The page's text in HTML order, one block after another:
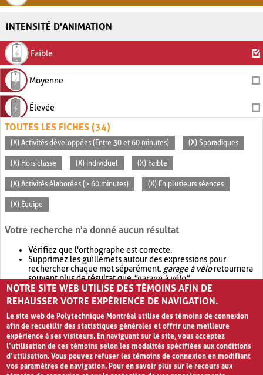
INTENSITÉ D'ANIMATION
Faible
Moyenne
Élevée
TOUTES LES FICHES (34)
(X) Activités développées (Entre 30 et 60 minutes) (X) Sporadiques
(X) Hors classe (X) Individuel (X) Faible
(X) Activités élaborées (> 60 minutes) (X) En plusieurs séances
(X) Équipe
Votre recherche n'a donné aucun résultat
Vérifiez que l'orthographe est correcte.
Supprimez les guillemets autour des expressions pour
rechercher chaque mot séparément. garage à véloretournera
souvent plus de résultat que"garage à vélo".
Envisagez d'élargir votre recherche avec OR.garage OR vélo
retournera souvent plus de résultat quegarage à vélo
NOTRE SITE WEB UTILISE DES TÉMOINS AFIN DE
REHAUSSER VOTRE EXPÉRIENCE DE NAVIGATION.
Le site web de Polytechnique Montréal utilise des témoins de connexion
afin de recueillir des statistiques générales et offrir une meilleure
expérience à ses visiteurs. En naviguant sur le site, vous acceptez
l’utilisation de ces témoins selon les modalités spécifiées aux conditions
d’utilisation. Vous pouvez refuser les témoins de connexion en modifiant
vos paramètres de navigation. Pour en savoir plus sur le recours aux